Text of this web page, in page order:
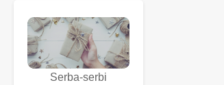
Serba-serbi